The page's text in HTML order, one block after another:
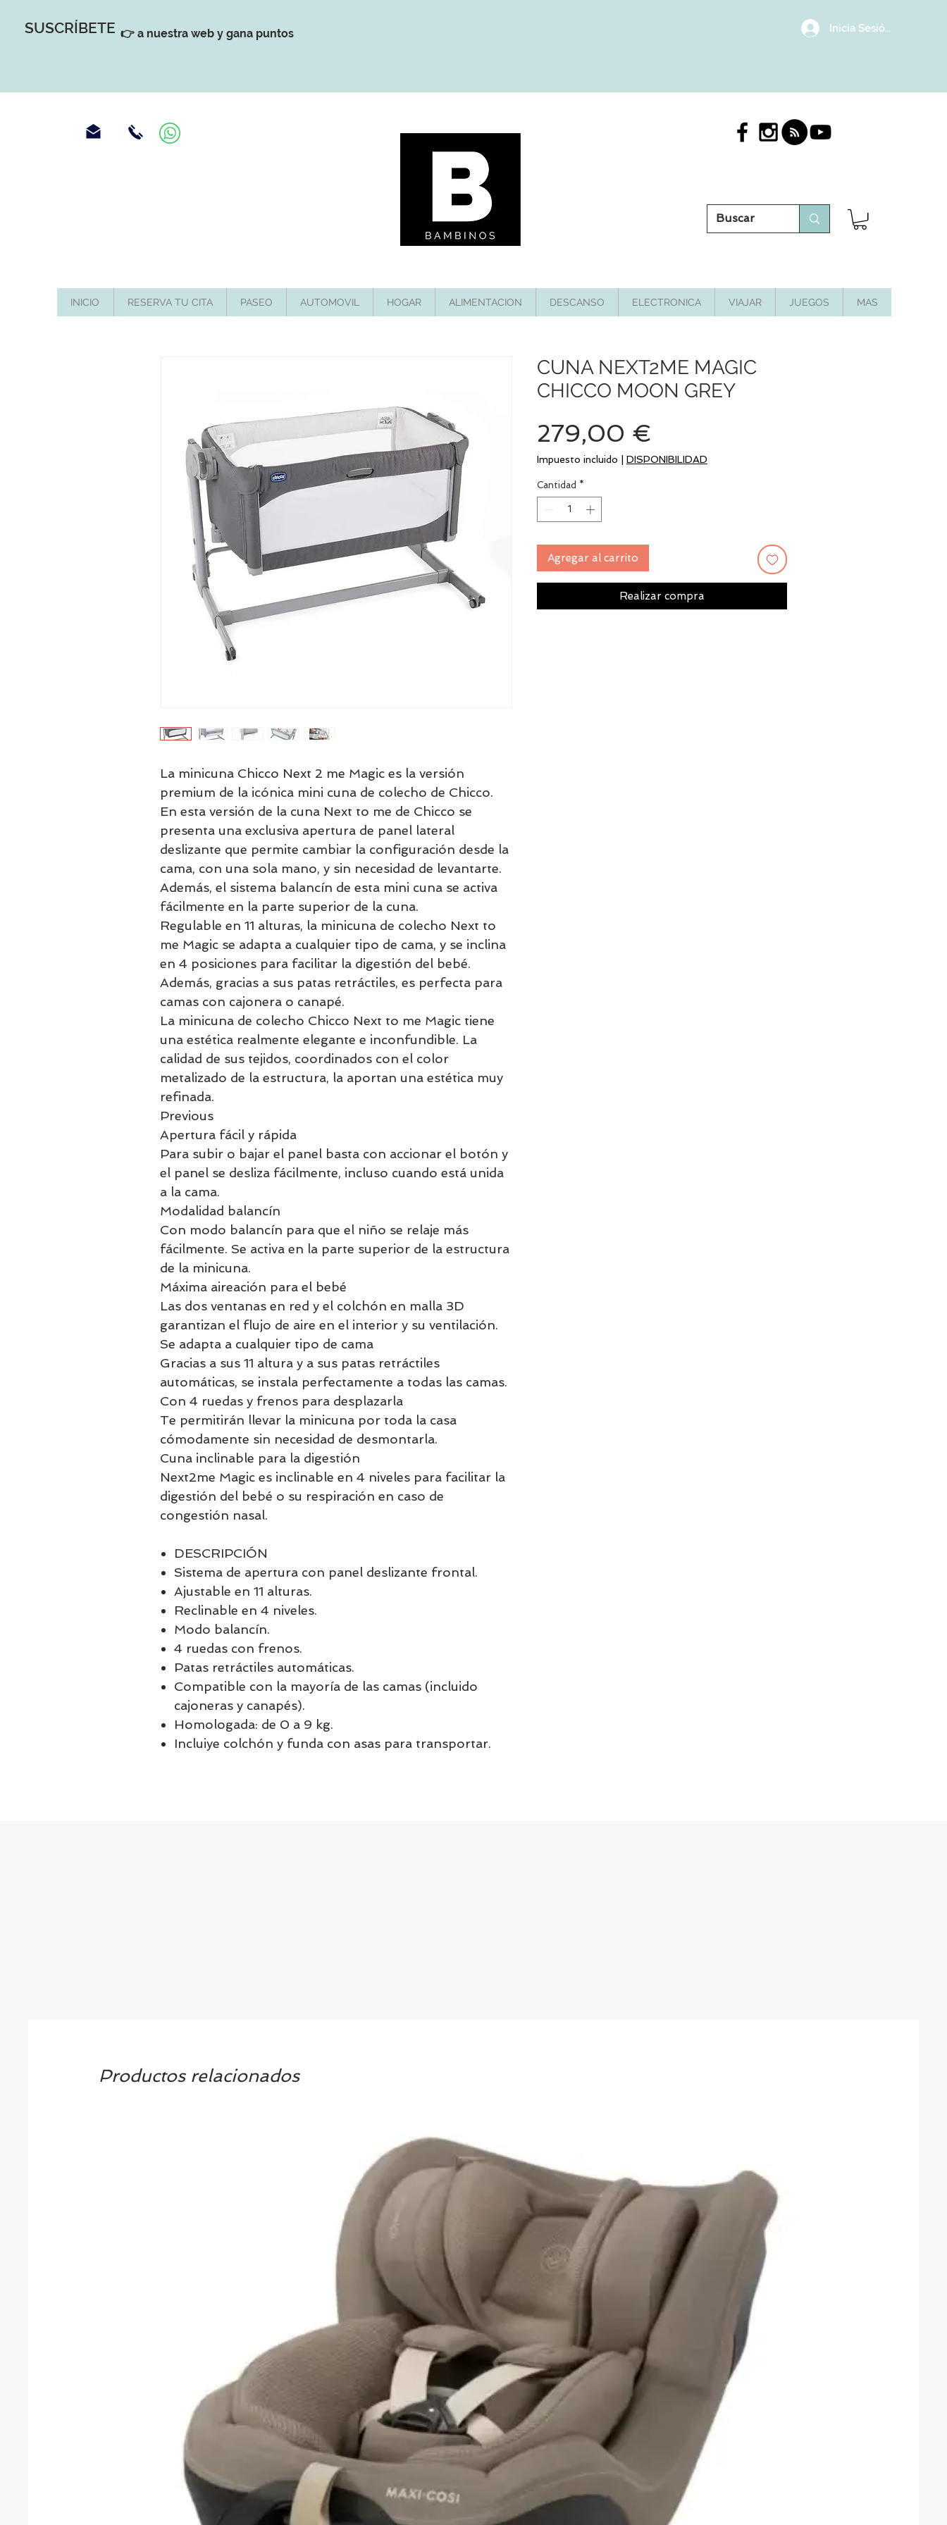
SUSCRÍBETE 👉 a nuestra web y gana puntos Inicia Sesión/
INICIO RESERVA TU CITA PASEO AUTOMOVIL HOGAR ALIMENTACION DESCANSO ELECTRONICA VIAJAR JUEGOS MAS
La minicuna Chicco Next 2 me Magic es la versión
premium de la icónica mini cuna de colecho de Chicco.
En esta versión de la cuna Next to me de Chicco se
presenta una exclusiva apertura de panel lateral
deslizante que permite cambiar la configuración desde la
cama, con una sola mano, y sin necesidad de levantarte.
Además, el sistema balancín de esta mini cuna se activa
fácilmente en la parte superior de la cuna.
Regulable en 11 alturas, la minicuna de colecho Next to
me Magic se adapta a cualquier tipo de cama, y se inclina
en 4 posiciones para facilitar la digestión del bebé.
Además, gracias a sus patas retráctiles, es perfecta para
camas con cajonera o canapé.
La minicuna de colecho Chicco Next to me Magic tiene
una estética realmente elegante e inconfundible. La
calidad de sus tejidos, coordinados con el color
metalizado de la estructura, la aportan una estética muy
refinada.
Previous
Apertura fácil y rápida
Para subir o bajar el panel basta con accionar el botón y
el panel se desliza fácilmente, incluso cuando está unida
a la cama.
Modalidad balancín
Con modo balancín para que el niño se relaje más
fácilmente. Se activa en la parte superior de la estructura
de la minicuna.
Máxima aireación para el bebé
Las dos ventanas en red y el colchón en malla 3D
garantizan el flujo de aire en el interior y su ventilación.
Se adapta a cualquier tipo de cama
Gracias a sus 11 altura y a sus patas retráctiles
automáticas, se instala perfectamente a todas las camas.
Con 4 ruedas y frenos para desplazarla
Te permitirán llevar la minicuna por toda la casa
cómodamente sin necesidad de desmontarla.
Cuna inclinable para la digestión
Next2me Magic es inclinable en 4 niveles para facilitar la
digestión del bebé o su respiración en caso de
congestión nasal.
DESCRIPCIÓN
Sistema de apertura con panel deslizante frontal.
Ajustable en 11 alturas.
Reclinable en 4 niveles.
Modo balancín.
4 ruedas con frenos.
Patas retráctiles automáticas.
Compatible con la mayoría de las camas (incluido
cajoneras y canapés).
Homologada: de 0 a 9 kg.
Incluiye colchón y funda con asas para transportar.
CUNA NEXT2ME MAGIC
CHICCO MOON GREY
279,00 €
Impuesto incluido DISPONIBILIDAD
Cantidad *
Agregar al carrito
Realizar compra
Productos relacionados